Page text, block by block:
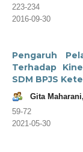
223-234
2016-09-30
Pengaruh
Terhadap
SDM BPJS
Gita
59-72
2021-05-30